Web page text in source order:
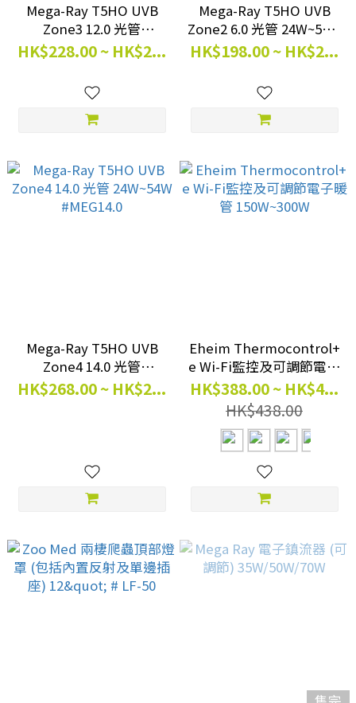
Mega-Ray T5HO UVB
Zone3 12.0 光管
24W~54W #MEG12.0
HK$228.00 ~ HK$2...
Mega-Ray T5HO UVB
Zone2 6.0 光管 24W~54W
#MEG6.0
HK$198.00 ~ HK$2...
Mega-Ray T5HO UVB
Zone4 14.0 光管
24W~54W #MEG14.0
HK$268.00 ~ HK$2...
Eheim Thermocontrol+
e Wi-Fi監控及可調節電子
暖管 150W~300W
HK$388.00 ~ HK$4...
HK$438.00